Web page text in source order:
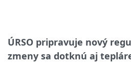
ÚRSO pripravuje nový
zmeny sa dotknú aj